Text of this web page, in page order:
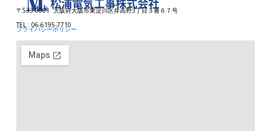
〒533-0001 大阪府大阪市東淀川区井高野3丁目３番６７号
TEL : 06-6195-7710
プライバシーポリシー